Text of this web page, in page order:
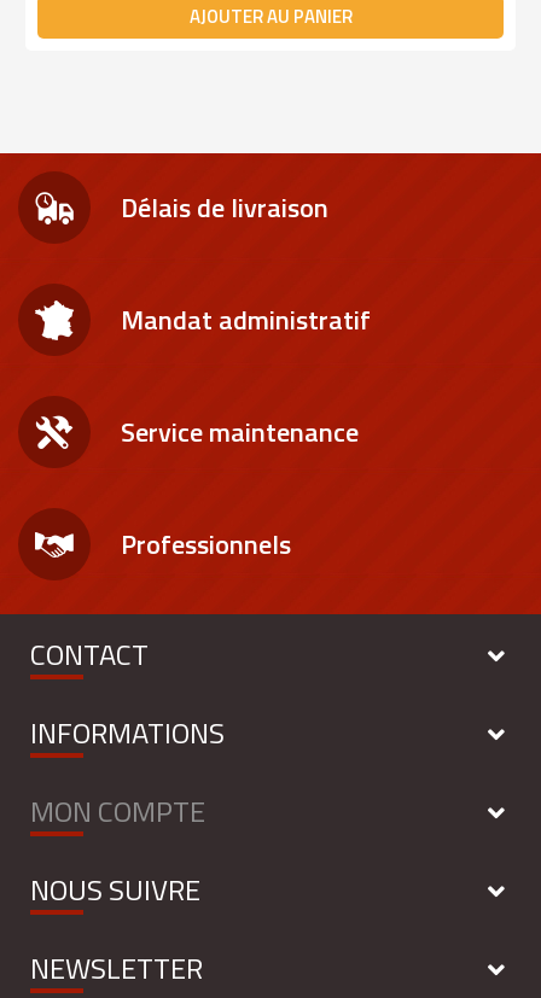
AJOUTER AU PANIER
Délais de livraison
Mandat administratif
Service maintenance
Professionnels
CONTACT
INFORMATIONS
MON COMPTE
NOUS SUIVRE
NEWSLETTER